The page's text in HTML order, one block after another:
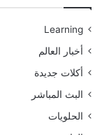
Learning
أخبار العالم
أكلات جديدة
البث المباشر
الحلويات